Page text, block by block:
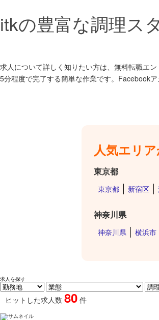
itkの豊富な調理ス
求人について詳しく知りたい方は、無料転職エ
5分程度で完了する簡単な作業です。Facebook
人気エリ
東京都
東京都 新宿区
神奈川県
神奈川県 横浜市
求人を探す
ヒットした求人数 80 件